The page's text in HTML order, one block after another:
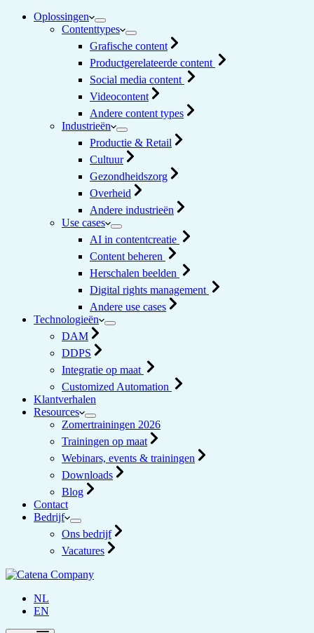
Oplossingen
Contenttypes
Grafische content
Productgerelateerde content
Social media content
Videocontent
Andere content types
Industrieën
Productie & Retail
Cultuur
Gezondheidszorg
Overheid
Andere industrieën
Use cases
AI in contentcreatie
Content beheren
Herschalen beelden
Digital rights management
Andere use cases
Technologieën
DAM
DDPS
Integratie op maat
Customized Automation
Klantverhalen
Resources
Zomertrainingen 2026
Trainingen op maat
Webinars, events & trainingen
Downloads
Blog
Contact
Bedrijf
Ons bedrijf
Vacatures
NL
EN